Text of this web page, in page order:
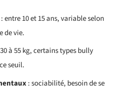
: entre 10 et 15 ans, variable selon
de vie.
à 55 kg, certains types bully
seuil.
: sociabilité, besoin de se